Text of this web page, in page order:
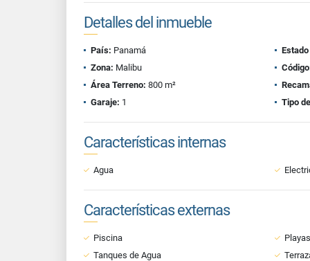
Detalles del inmueble
País: Panamá
Zona: Malibu
Área Terreno: 800 m²
Garaje: 1 Tipo
Características internas
Agua
Características externas
Piscina
Playas
Tanques de Agua